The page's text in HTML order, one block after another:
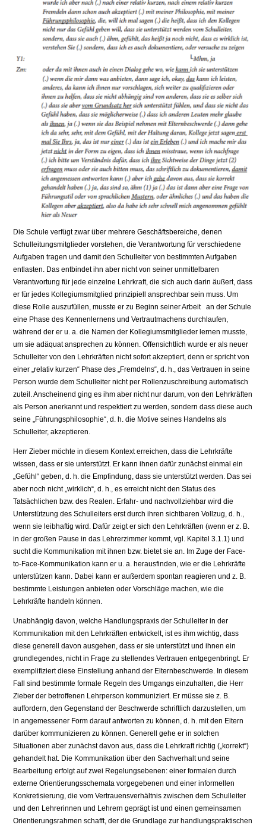
Die Schule verfügt zwar über mehrere Geschäftsbereiche, denen
Schulleitungsmitglieder vorstehen, die Verantwortung für verschiedene
Aufgaben tragen und damit den Schulleiter von bestimmten Aufgaben
entlasten. Das entbindet ihn aber nicht von seiner unmittelbaren
Verantwortung für jede einzelne Lehrkraft, die sich auch darin äußert, dass
er für jedes Kollegiumsmitglied prinzipiell ansprechbar sein muss. Um
diese Rolle auszufüllen, musste er zu Beginn seiner Arbeit an der Schule
eine Phase des Kennenlernens und Vertrautmachens durchlaufen,
während der er u. a. die Namen der Kollegiumsmitglieder lernen musste,
um sie adäquat ansprechen zu können. Offensichtlich wurde er als neuer
Schulleiter von den Lehrkräften nicht sofort akzeptiert, denn er spricht von
einer „relativ kurzen“ Phase des „Fremdelns“, d. h., das Vertrauen in seine
Person wurde dem Schulleiter nicht per Rollenzuschreibung automatisch
zuteil. Anscheinend ging es ihm aber nicht nur darum, von den Lehrkräften
als Person anerkannt und respektiert zu werden, sondern dass diese auch
seine „Führungsphilosophie“, d. h. die Motive seines Handelns als
Schulleiter, akzeptieren.
Herr Zieber möchte in diesem Kontext erreichen, dass die Lehrkräfte
wissen, dass er sie unterstützt. Er kann ihnen dafür zunächst einmal ein
„Gefühl“ geben, d. h. die Empfindung, dass sie unterstützt werden. Das sei
aber noch nicht „wirklich“, d. h., es erreicht nicht den Status des
Tatsächlichen bzw. des Realen. Erfahr- und nachvollziehbar wird die
Unterstützung des Schulleiters erst durch ihren sichtbaren Vollzug, d. h.,
wenn sie leibhaftig wird. Dafür zeigt er sich den Lehrkräften (wenn er z. B.
in der großen Pause in das Lehrerzimmer kommt, vgl. Kapitel 3.1.1) und
sucht die Kommunikation mit ihnen bzw. bietet sie an. Im Zuge der Face-
to-Face-Kommunikation kann er u. a. herausfinden, wie er die Lehrkräfte
unterstützen kann. Dabei kann er außerdem spontan reagieren und z. B.
bestimmte Leistungen anbieten oder Vorschläge machen, wie die
Lehrkräfte handeln können.
Unabhängig davon, welche Handlungspraxis der Schulleiter in der
Kommunikation mit den Lehrkräften entwickelt, ist es ihm wichtig, dass
diese generell davon ausgehen, dass er sie unterstützt und ihnen ein
grundlegendes, nicht in Frage zu stellendes Vertrauen entgegenbringt. Er
exemplifiziert diese Einstellung anhand der Elternbeschwerde. In diesem
Fall sind bestimmte formale Regeln des Umgangs einzuhalten, die Herr
Zieber der betroffenen Lehrperson kommuniziert. Er müsse sie z. B.
auffordern, den Gegenstand der Beschwerde schriftlich darzustellen, um
in angemessener Form darauf antworten zu können, d. h. mit den Eltern
darüber kommunizieren zu können. Generell gehe er in solchen
Situationen aber zunächst davon aus, dass die Lehrkraft richtig („korrekt“)
gehandelt hat. Die Kommunikation über den Sachverhalt und seine
Bearbeitung erfolgt auf zwei Regelungsebenen: einer formalen durch
externe Orientierungsschemata vorgegebenen und einer informellen
Konkretisierung, die vom Vertrauensverhältnis zwischen dem Schulleiter
und den Lehrerinnen und Lehrern geprägt ist und einen gemeinsamen
Orientierungsrahmen schafft, der die Grundlage zur handlungspraktischen